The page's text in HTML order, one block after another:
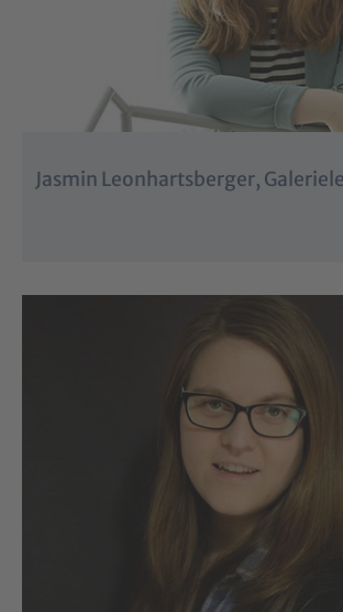
Jasmin Leonhartsberger,